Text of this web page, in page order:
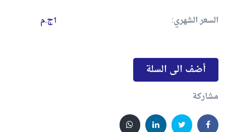
السعر الشهري: 1ج.م
أضف الى السلة
مشاركة